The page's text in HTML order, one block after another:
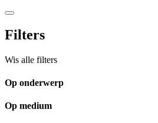
Filters
Wis alle filters
Op onderwerp
Op medium